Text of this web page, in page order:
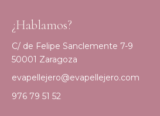
¿Hablamos?
C/ de Felipe Sanclemente 7-9
50001 Zaragoza
evapellejero@evapellejero.com
976 79 51 52